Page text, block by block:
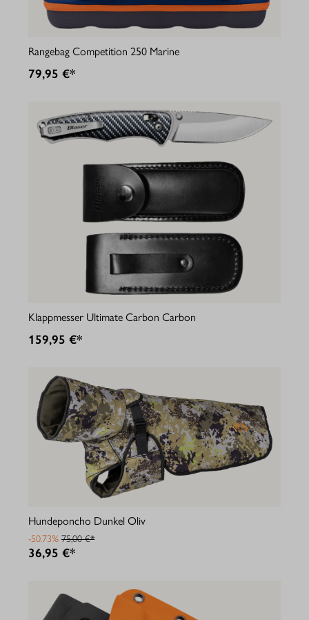
Rangebag Competition 250 Marine
79,95 €*
Klappmesser Ultimate Carbon Carbon
159,95 €*
Hundeponcho Dunkel Oliv
-50.73% 75,00 €*
36,95 €*